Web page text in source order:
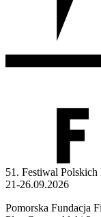
51. Festiwal
21-26.09.2026
Pomorska Fundacja